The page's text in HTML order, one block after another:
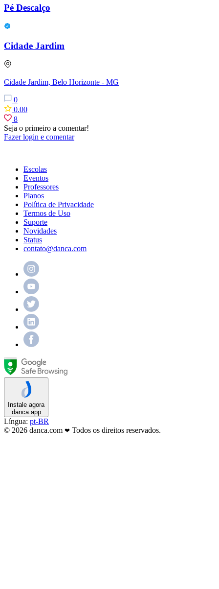
Pé Descalço
Cidade Jardim
Cidade Jardim, Belo Horizonte - MG
0
0.00
8
Seja o primeiro a comentar!
Fazer login e comentar
Escolas
Eventos
Professores
Planos
Política de Privacidade
Termos de Uso
Suporte
Novidades
Status
contato@danca.com
Instale agora
danca.app
Língua: pt-BR
© 2026 danca.com ❤ Todos os direitos reservados.